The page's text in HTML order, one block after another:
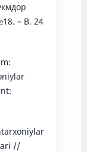
– B. 24
//